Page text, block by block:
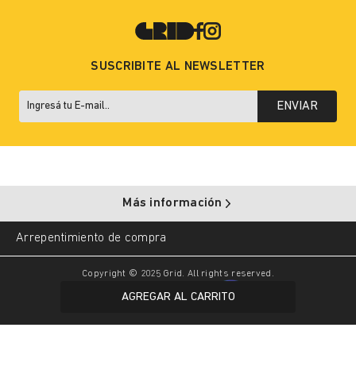
AGREGAR AL CARRITO
SUSCRIBITE AL NEWSLETTER
ENVIAR
Más información
Arrepentimiento de compra
Copyright © 2025 Grid. All rights reserved.